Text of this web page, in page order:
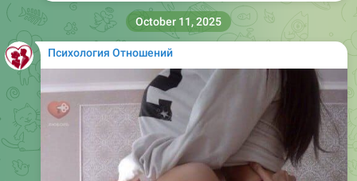
Психология Отношений
October 11, 2025